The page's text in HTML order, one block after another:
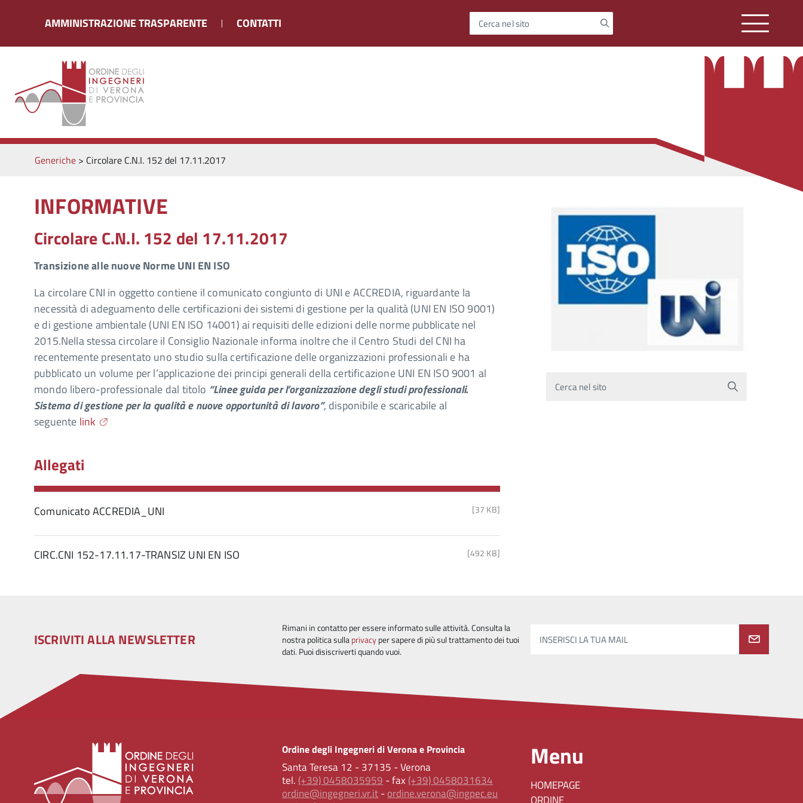
AMMINISTRAZIONE TRASPARENTE CONTATTI Cerca nel sito
Generiche> Circolare C.N.I. 152 del 17.11.2017
INFORMATIVE
Circolare C.N.I. 152 del 17.11.2017
Transizione alle nuove Norme UNI EN ISO
La circolare CNI in oggetto contiene il comunicato congiunto di UNI e ACCREDIA, riguardante la
necessità di adeguamento delle certificazioni dei sistemi di gestione per la qualità (UNI EN ISO 9001)
e di gestione ambientale (UNI EN ISO 14001) ai requisiti delle edizioni delle norme pubblicate nel
2015.Nella stessa circolare il Consiglio Nazionale informa inoltre che il Centro Studi del CNI ha
recentemente presentato uno studio sulla certificazione delle organizzazioni professionali e ha
pubblicato un volume per l’applicazione dei principi generali della certificazione UNI EN ISO 9001 al
mondo libero-professionale dal titolo “Linee guida per l’organizzazione degli studi professionali.
Sistema di gestione per la qualità e nuove opportunità di lavoro”, disponibile e scaricabile al
seguente link
Allegati
Comunicato ACCREDIA_UNI [37 KB]
CIRC.CNI 152-17.11.17-TRANSIZ UNI EN ISO [492 KB]
Cerca nel sito
ISCRIVITI ALLA NEWSLETTER
Rimani in contatto per essere informato sulle attività. Consulta la
nostra politica sullaprivacyper sapere di più sul trattamento dei tuoi
dati. Puoi disiscriverti quando vuoi.
INSERISCI LA TUA MAIL
Ordine degli Ingegneri di Verona e Provincia
Santa Teresa 12 - 37135 - Verona
tel. (+39) 0458035959 - fax (+39) 0458031634
ordine@ingegneri.vr.it-ordine.verona@ingpec.eu
Menu
HOMEPAGE